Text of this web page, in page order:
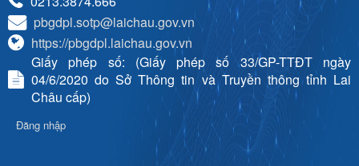
pbgdpl.sotp@laichau.gov.vn
https://pbgdpl.laichau.gov.vn
Giấy phép số: (Giấy phép số 33/GP-TTĐT ngày
04/6/2020 do Sở Thông tin và Truyền thông tỉnh Lai
Châu cấp)
Đăng nhập